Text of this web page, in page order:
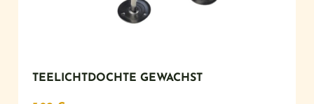
TEELICHTDOCHTE GEWACHST